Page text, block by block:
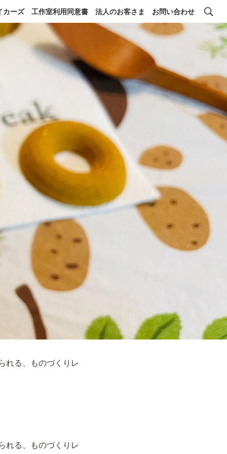
カーズ 工作室利用同意書 法人のお客さま お問い合わせ
れる、ものづくりレ
れる、ものづくりレ